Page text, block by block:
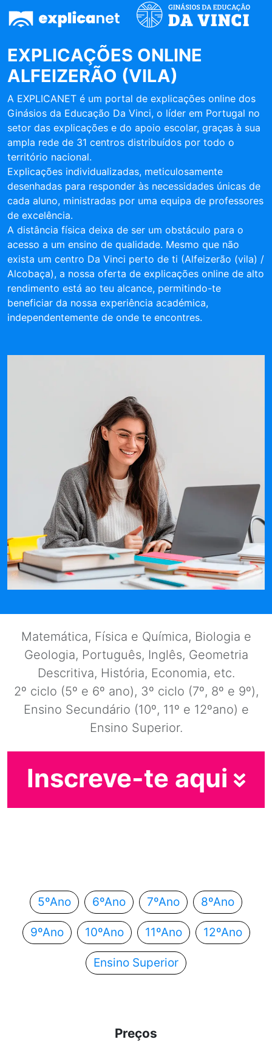
EXPLICAÇÕES ONLINE
ALFEIZERÃO (VILA)
A EXPLICANET é um portal de explicações online dos
Ginásios da Educação Da Vinci, o líder em Portugal no
setor das explicações e do apoio escolar, graças à sua
ampla rede de 31 centros distribuídos por todo o
território nacional.
Explicações individualizadas, meticulosamente
desenhadas para responder às necessidades únicas de
cada aluno, ministradas por uma equipa de professores
de excelência.
A distância física deixa de ser um obstáculo para o
acesso a um ensino de qualidade. Mesmo que não
exista um centro Da Vinci perto de ti (Alfeizerão (vila) /
Alcobaça), a nossa oferta de explicações online de alto
rendimento está ao teu alcance, permitindo-te
beneficiar da nossa experiência académica,
independentemente de onde te encontres.
Matemática, Física e Química, Biologia e
Geologia, Português, Inglês, Geometria
Descritiva, História, Economia, etc.
2º ciclo (5º e 6º ano), 3º ciclo (7º, 8º e 9º),
Ensino Secundário (10º, 11º e 12ºano) e
Ensino Superior.
Inscreve-te aqui
5ºAno 6ºAno 7ºAno 8ºAno
9ºAno 10ºAno 11ºAno 12ºAno
Ensino Superior
Preços